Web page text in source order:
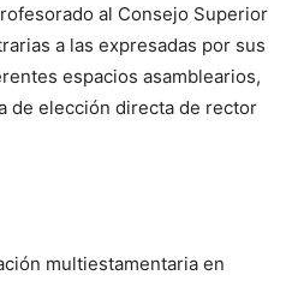
al Consejo Superior
a las expresadas por sus
espacios asamblearios,
de elección directa de rector
multiestamentaria en